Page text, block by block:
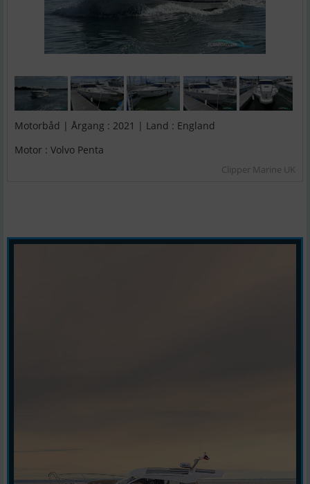
Motorbåd | Årgang : 2021 | Land : England
Motor : Volvo Penta
Clipper Marine UK